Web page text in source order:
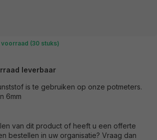
voorraad (30 stuks)
leverbaar
is te gebruiken op onze potmeters.
6mm
van dit product of heeft u een offerte
bestellen in uw organisatie? Vraag dan